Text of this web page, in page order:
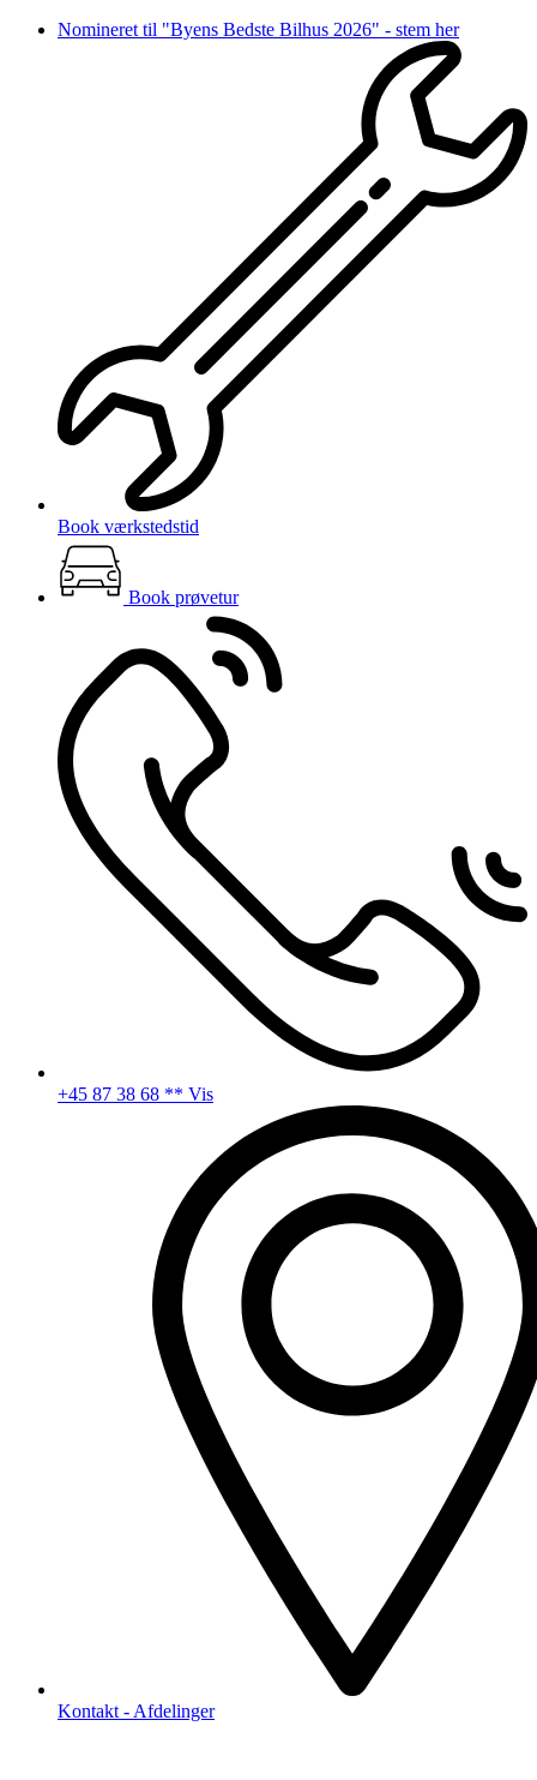
VidereNomineret til "Byens Bedste Bilhus 2026" - stem her
Book værkstedstid
Book prøvetur
+45 87 38 68 ** Vis
Kontakt - Afdelinger